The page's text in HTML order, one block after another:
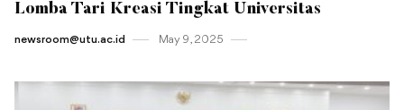
Lomba Tari Kreasi Tingkat Universitas
newsroom@utu.ac.id May 9 , 2025